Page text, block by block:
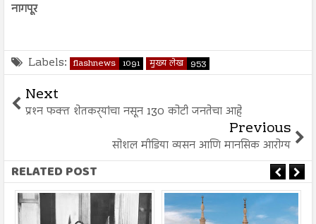
नागपूर
Labels: flashnews 1091 मुख्य लेख 953
Next
प्रश्‍न फक्त शेतकर्‍यांचा नसून 130 कोटी जनतेचा आहे
Previous
सोशल मीडिया व्यसन आणि मानसिक आरोग्य
RELATED POST